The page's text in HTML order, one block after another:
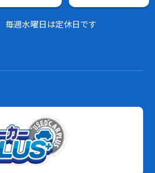
毎週水曜日は定休日です